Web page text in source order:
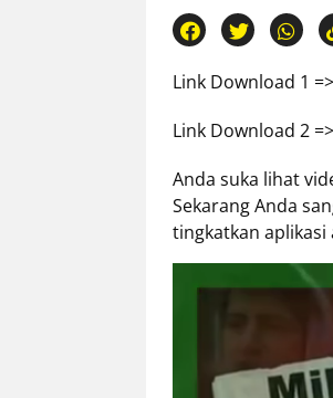
Link Download 1 =>
Link Download 2 =>
Anda suka lihat
Sekarang Anda
tingkatkan aplikasi